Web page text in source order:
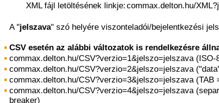
XML fájl letöltésének linkje:commax.delton.hu/
A "jelszava" szó helyére viszonteladói/bejelentkezési
CSV esetén az alábbi változatok is rendelkezésre
commax.delton.hu/CSV?verzio=1&jelszo=jelszava (ISO-
commax.delton.hu/CSV?verzio=2&jelszo=jelszava
commax.delton.hu/CSV?verzio=3&jelszo=jelszava (TAB
commax.delton.hu/CSV?verzio=4&jelszo=jelszava
breaker)